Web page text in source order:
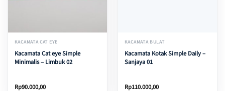
KACAMATA CAT EYE
Kacamata Cat eye Simple
Minimalis – Limbuk 02
Rp90.000,00
KACAMATA BULAT
Kacamata Kotak Simple Daily –
Sanjaya 01
Rp110.000,00